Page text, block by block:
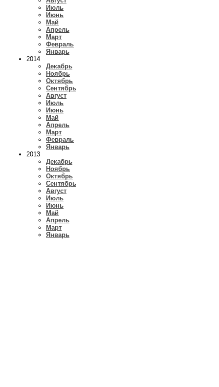
Июль
Июнь
Май
Апрель
Март
Февраль
Январь
2014
Декабрь
Ноябрь
Октябрь
Сентябрь
Август
Июль
Июнь
Май
Апрель
Март
Февраль
Январь
2013
Декабрь
Ноябрь
Октябрь
Сентябрь
Август
Июль
Июнь
Май
Апрель
Март
Январь